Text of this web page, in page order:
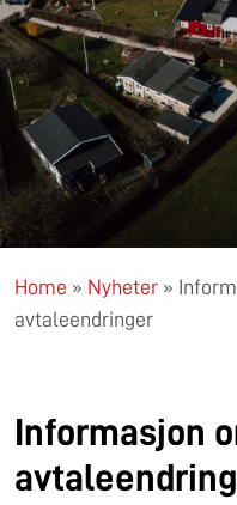
Home » Nyheter »
avtaleendringer
Informasjon